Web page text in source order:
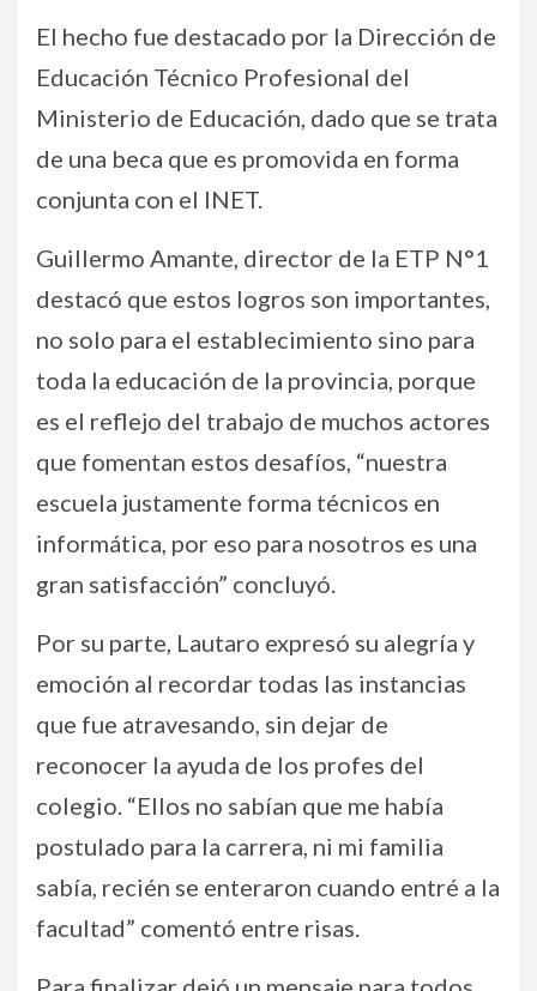
El hecho fue destacado por la Dirección de
Educación Técnico Profesional del
Ministerio de Educación, dado que se trata
de una beca que es promovida en forma
conjunta con el INET.
Guillermo Amante, director de la ETP N°1
destacó que estos logros son importantes,
no solo para el establecimiento sino para
toda la educación de la provincia, porque
es el reflejo del trabajo de muchos actores
que fomentan estos desafíos, “nuestra
escuela justamente forma técnicos en
informática, por eso para nosotros es una
gran satisfacción” concluyó.
Por su parte, Lautaro expresó su alegría y
emoción al recordar todas las instancias
que fue atravesando, sin dejar de
reconocer la ayuda de los profes del
colegio. “Ellos no sabían que me había
postulado para la carrera, ni mi familia
sabía, recién se enteraron cuando entré a la
facultad” comentó entre risas.